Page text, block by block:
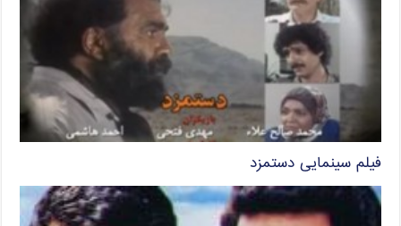
فیلم سینمایی دستمزد